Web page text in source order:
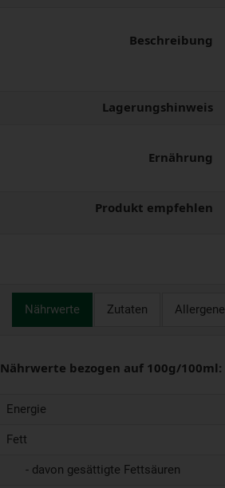
Beschreibung
Lagerungshinweis
Ernährung
Produkt empfehlen
Nährwerte Zutaten Allergene
Nährwerte bezogen auf 100g/100ml:
Energie
Fett
- davon gesättigte Fettsäuren